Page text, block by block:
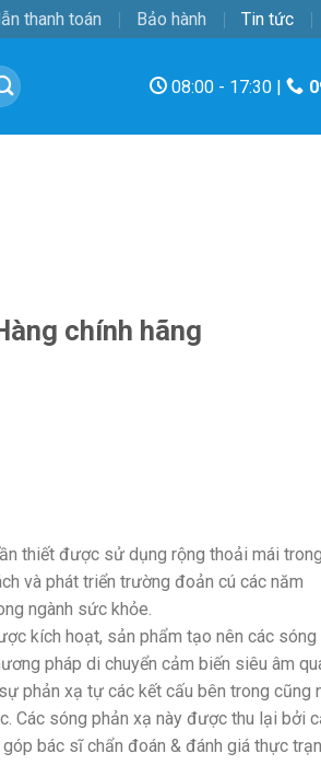
thanh toán Bảo hành Tin tức
08:00 - 17:30 |
chính hãng
thiết được sử dụng rộng thoải mái trong
và phát triển trường đoản cú các năm
ngành sức khỏe.
kích hoạt, sản phẩm tạo nên các sóng
pháp di chuyển cảm biến siêu âm
phản xạ tự các kết cấu bên trong cũng
Các sóng phản xạ này được thu lại bởi
bác sĩ chẩn đoán & đánh giá thực